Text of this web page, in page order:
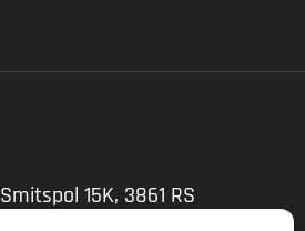
Smitspol 15K, 3861 RS